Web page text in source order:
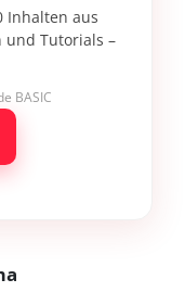
Inhalten aus
und Tutorials –
BASIC